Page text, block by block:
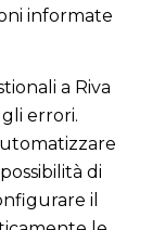
informate
a Riva
errori.
di
il